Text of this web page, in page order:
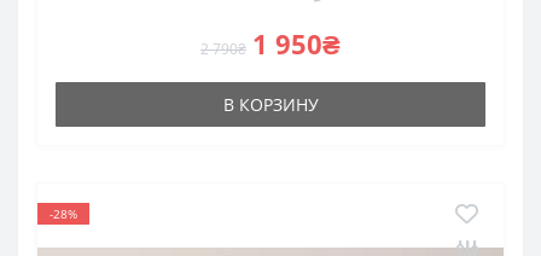
2 790₴ 1 950₴
В КОРЗИНУ
-28%